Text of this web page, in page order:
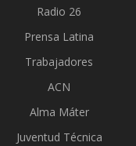
Radio 26
Prensa Latina
Trabajadores
ACN
Alma Máter
Juventud Técnica